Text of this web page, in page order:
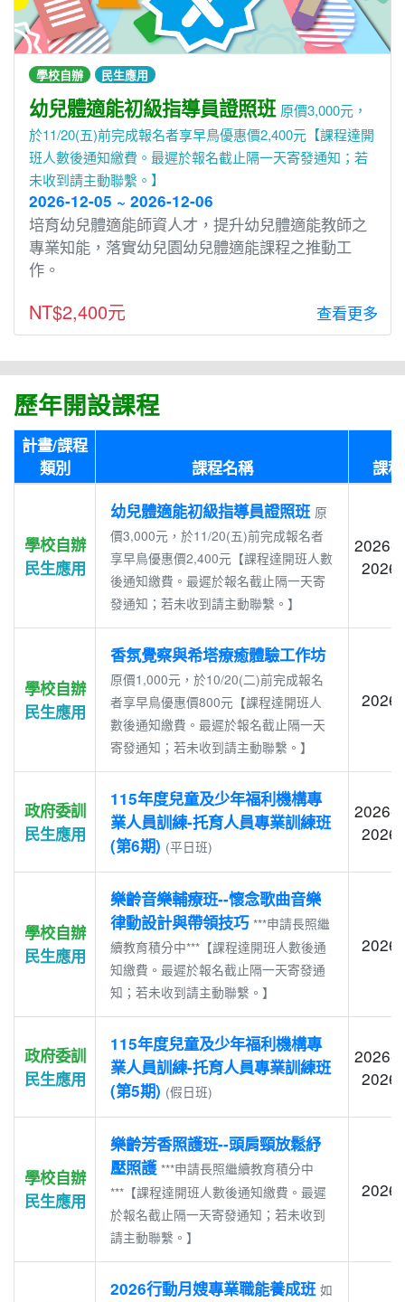
學校自辦 民生應用
幼兒體適能初級指導員證照班 原價3,000元，
於11/20(五)前完成報名者享早鳥優惠價2,400元【課程達開
班人數後通知繳費。最遲於報名截止隔一天寄發通知；若
未收到請主動聯繫。】
2026-12-05 ~ 2026-12-06
培育幼兒體適能師資人才，提升幼兒體適能教師之
專業知能，落實幼兒園幼兒體適能課程之推動工
作。
NT$2,400元 查看更多
歷年開設課程
計畫/課程
類別
課程名稱 課
學校自辦
民生應用
幼兒體適能初級指導員證照班 原
價3,000元，於11/20(五)前完成報名者
享早鳥優惠價2,400元【課程達開班人數
後通知繳費。最遲於報名截止隔一天寄
發通知；若未收到請主動聯繫。】
2026-
學校自辦
民生應用
香氛覺察與希塔療癒體驗工作坊
原價1,000元，於10/20(二)前完成報名
者享早鳥優惠價800元【課程達開班人
數後通知繳費。最遲於報名截止隔一天
寄發通知；若未收到請主動聯繫。】
政府委訓
民生應用
115年度兒童及少年福利機構專
業人員訓練-托育人員專業訓練班
(第6期) (平日班)
2026-
學校自辦
民生應用
樂齡音樂輔療班--懷念歌曲音樂
律動設計與帶領技巧 ***申請長照繼
續教育積分中***【課程達開班人數後通
知繳費。最遲於報名截止隔一天寄發通
知；若未收到請主動聯繫。】
政府委訓
民生應用
115年度兒童及少年福利機構專
業人員訓練-托育人員專業訓練班
(第5期) (假日班)
2026-
學校自辦
民生應用
樂齡芳香照護班--頭肩頸放鬆紓
壓照護 ***申請長照繼續教育積分中
***【課程達開班人數後通知繳費。最遲
於報名截止隔一天寄發通知；若未收到
請主動聯繫。】
2026行動月嫂專業職能養成班 如